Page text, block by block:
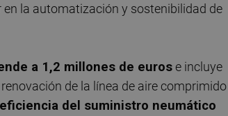
la automatización y sostenibilidad de
a 1,2 millones de euros e incluye
de la línea de aire comprimido
del suministro neumático